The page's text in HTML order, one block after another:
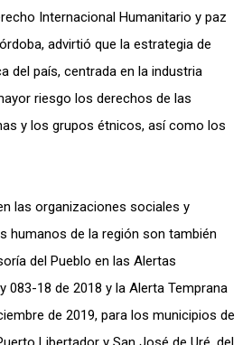
Internacional Humanitario y paz
advirtió que la estrategia de
del país, centrada en la industria
riesgo los derechos de las
y los grupos étnicos, así como los
las organizaciones sociales y
humanos de la región son también
del Pueblo en las Alertas
083-18 de 2018 y la Alerta Temprana
de 2019, para los municipios de